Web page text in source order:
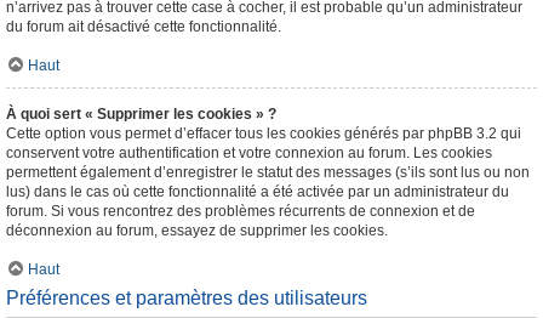
n’arrivez pas à trouver cette case à cocher, il est probable qu’un administrateur
du forum ait désactivé cette fonctionnalité.
Haut
À quoi sert « Supprimer les cookies » ?
Cette option vous permet d’effacer tous les cookies générés par phpBB 3.2 qui
conservent votre authentification et votre connexion au forum. Les cookies
permettent également d’enregistrer le statut des messages (s’ils sont lus ou non
lus) dans le cas où cette fonctionnalité a été activée par un administrateur du
forum. Si vous rencontrez des problèmes récurrents de connexion et de
déconnexion au forum, essayez de supprimer les cookies.
Haut
Préférences et paramètres des utilisateurs